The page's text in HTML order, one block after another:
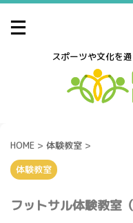
スポーツや文化を
HOME > 体験教室 >
体験教室
フットサル体験教室